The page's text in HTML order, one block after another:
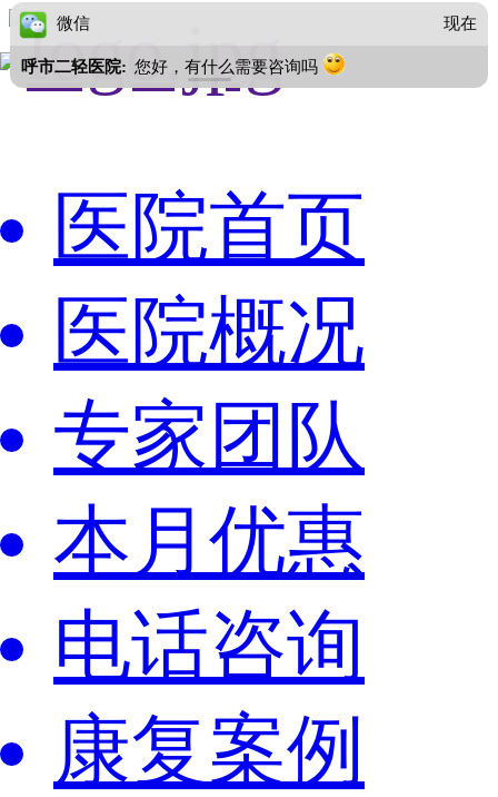
医院首页
医院概况
专家团队
本月优惠
电话咨询
康复案例
微信 现在
呼市二轻医院: 您好，有什么需要咨询吗